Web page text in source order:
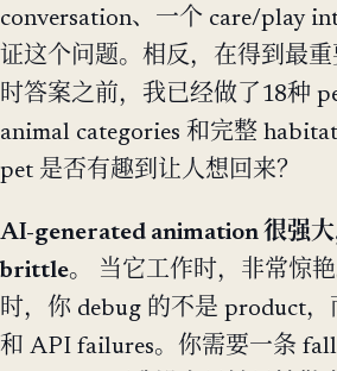
conversation、一个 care/play
证这个问题。相反，在得到最
时答案之前，我已经做了18种
animal categories 和完整
pet 是否有趣到让人想回来？
AI-generated animation 很强
brittle。
当它工作时，非常惊
时，你 debug 的不是 product
和 API failures。你需要一条